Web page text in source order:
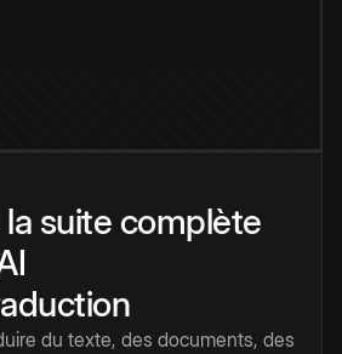
suite complète
du texte, des documents, des